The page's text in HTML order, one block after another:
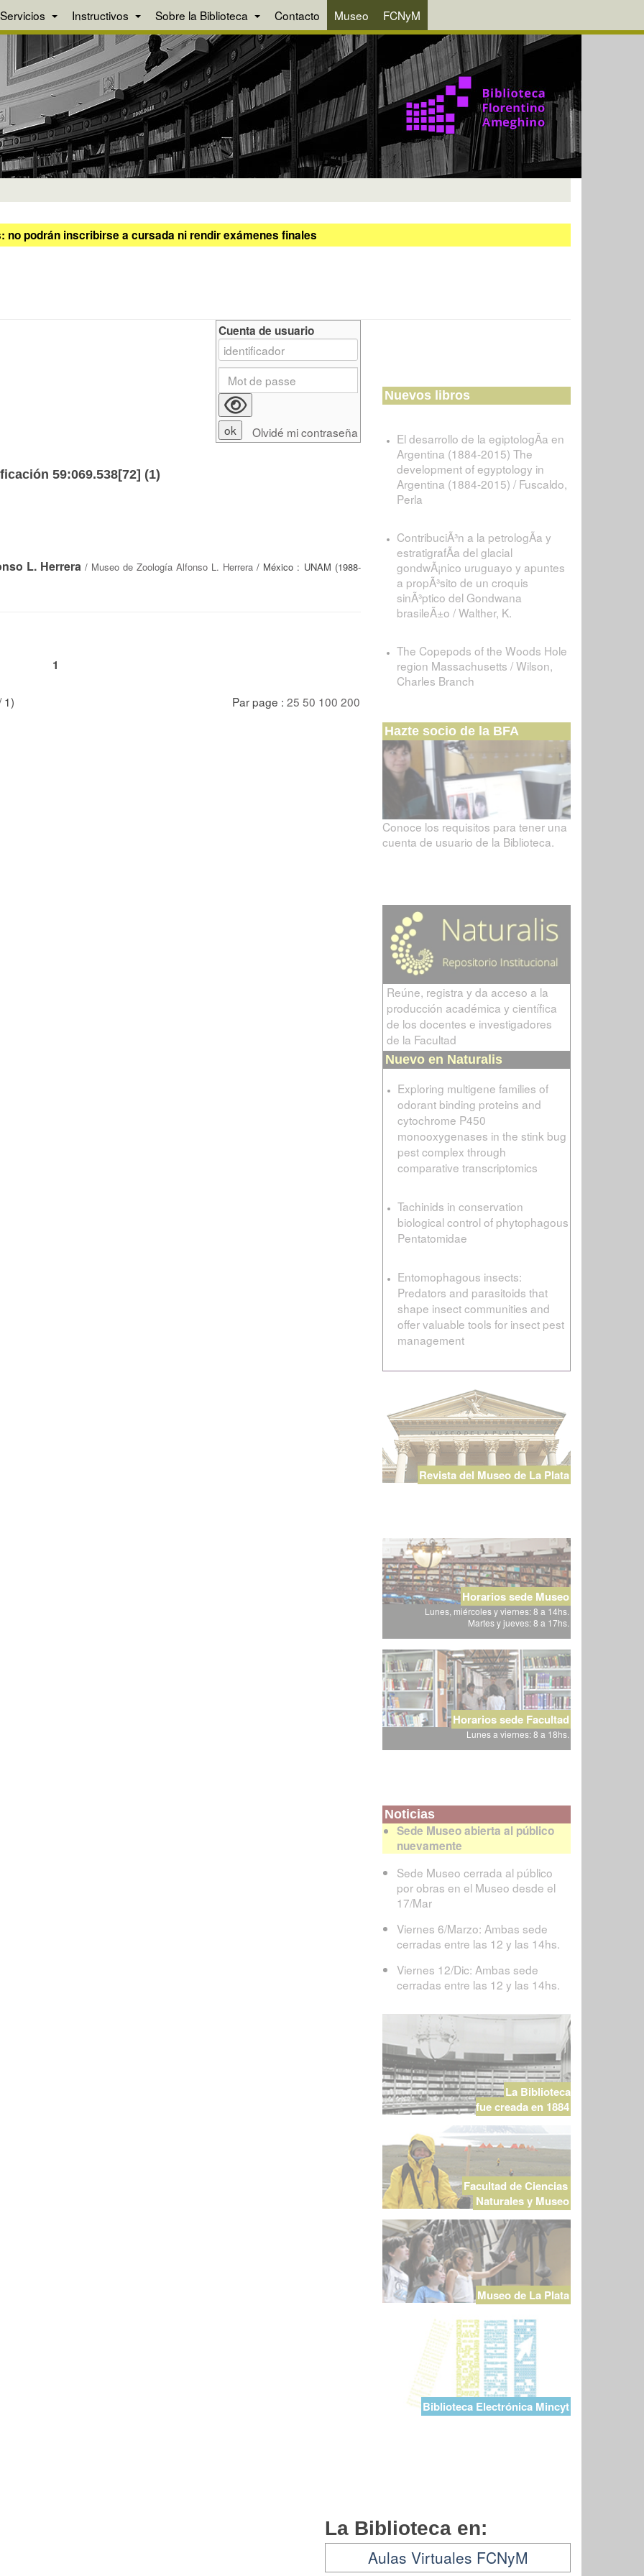
Servicios Instructivos Sobre la Biblioteca Contacto Museo FCNyM
podrán inscribirse a cursada ni rendir exámenes finales
59:069.538[72] (1)
L. Herrera / Museo de Zoología Alfonso L. Herrera / México : UNAM (1988-
1
1) Par page : 25 50 100 200
Cuenta de usuario
Olvidé mi contraseña
Nuevos libros
El desarrollo de la egiptologÃ­a en
Argentina (1884-2015) The
development of egyptology in
Argentina (1884-2015) / Fuscaldo,
Perla
ContribuciÃ³n a la petrologÃ­a y
estratigrafÃ­a del glacial
gondwÃ¡nico uruguayo y apuntes
a propÃ³sito de un croquis
sinÃ³ptico del Gondwana
brasileÃ±o / Walther, K.
The Copepods of the Woods Hole
region Massachusetts / Wilson,
Charles Branch
Hazte socio de la BFA
Conoce los requisitos para tener una
cuenta de usuario de la Biblioteca.
Reúne, registra y da acceso a la
producción académica y científica
de los docentes e investigadores
de la Facultad
Nuevo en Naturalis
Exploring multigene families of
odorant binding proteins and
cytochrome P450
monooxygenases in the stink bug
pest complex through
comparative transcriptomics
Tachinids in conservation
biological control of phytophagous
Pentatomidae
Entomophagous insects:
Predators and parasitoids that
shape insect communities and
offer valuable tools for insect pest
management
Revista del Museo de La Plata
Horarios sede Museo
Lunes, miércoles y viernes: 8 a 14hs.
Martes y jueves: 8 a 17hs.
Horarios sede Facultad
Lunes a viernes: 8 a 18hs.
Noticias
Sede Museo abierta al público
nuevamente
Sede Museo cerrada al público
por obras en el Museo desde el
17/Mar
Viernes 6/Marzo: Ambas sede
cerradas entre las 12 y las 14hs.
Viernes 12/Dic: Ambas sede
cerradas entre las 12 y las 14hs.
La Biblioteca
fue creada en 1884
Facultad de Ciencias
Naturales y Museo
Museo de La Plata
Biblioteca Electrónica Mincyt
La Biblioteca en:
Aulas Virtuales FCNyM